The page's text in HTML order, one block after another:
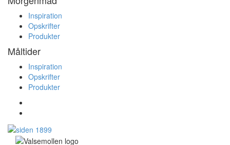
Inspiration
Opskrifter
Produkter
Måltider
Inspiration
Opskrifter
Produkter